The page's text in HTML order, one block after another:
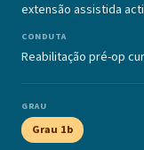
extensão assistida
Reabilitação pré-op
Grau 1b